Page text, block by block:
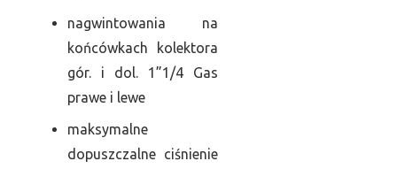
nagwintowania na
końcówkach kolektora
gór. i dol. 1”1/4 Gas
prawe i lewe
maksymalne
dopuszczalne ciśnienie